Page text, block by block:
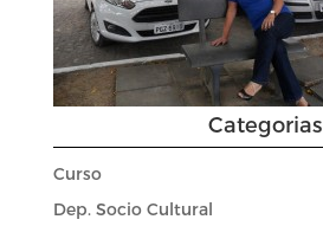
Categorias
Curso
Dep. Socio Cultural